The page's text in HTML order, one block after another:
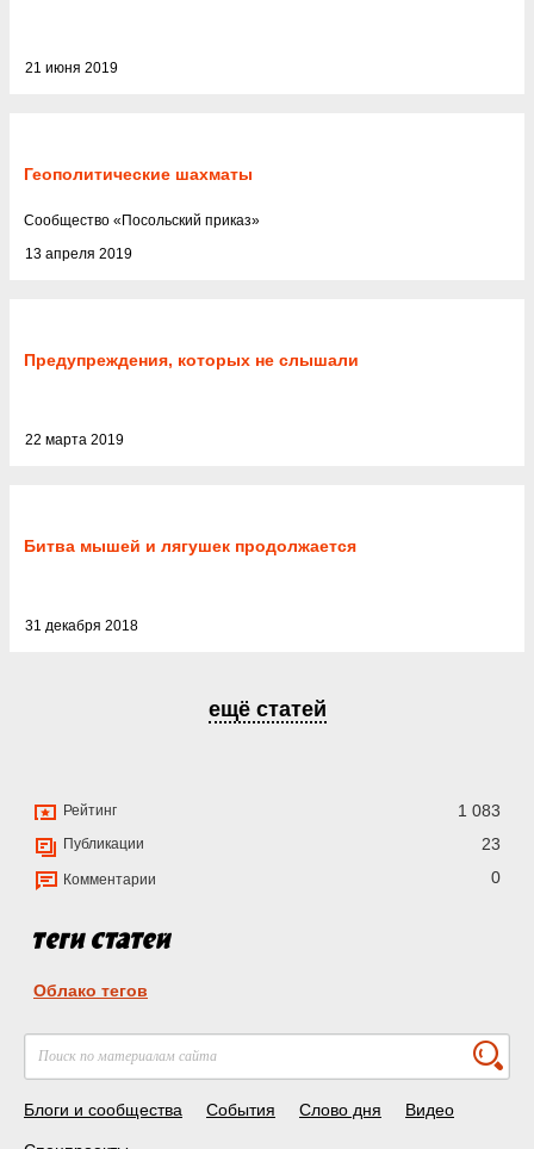
21 июня 2019
Геополитические шахматы
13 апреля 2019
Cообщество « Посольский приказ»
Предупреждения, которых не слышали
22 марта 2019
Битва мышей и лягушек продолжается
31 декабря 2018
ещё статей
Рейтинг 1 083
Публикации 23
Комментарии 0
Облако тегов
Блоги и сообщества События Слово дня Видео